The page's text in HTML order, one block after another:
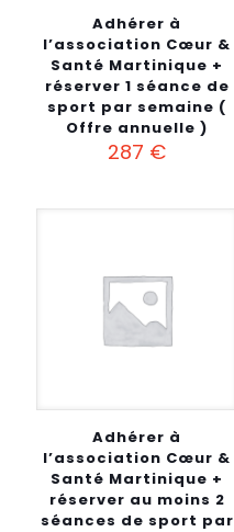
Adhérer à
l’association Cœur &
Santé Martinique +
réserver 1 séance de
sport par semaine (
Offre annuelle )
287 €
Adhérer à
l’association Cœur &
Santé Martinique +
réserver au moins 2
séances de sport par